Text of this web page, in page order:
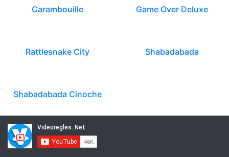
Carambouille Game Over Deluxe
Rattlesnake City Shabadabada
Shabadabada Cinoche